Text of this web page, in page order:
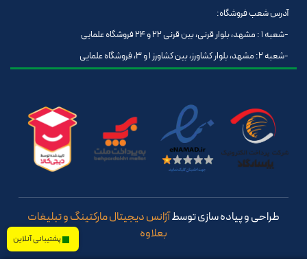
آدرس شعب فروشگاه:
-شعبه 1 : مشهد، بلوار قرنی، بین قرنی 22 و 24 فروشگاه علمایی
-شعبه 2: مشهد، بلوار کشاورز، بین کشاورز 1 و 3، فروشگاه علمایی
طراحی و پیاده سازی توسطآژانس دیجیتال مارکتینگ و تبلیغات
بعلاوه
پشتیبانی آنلاین